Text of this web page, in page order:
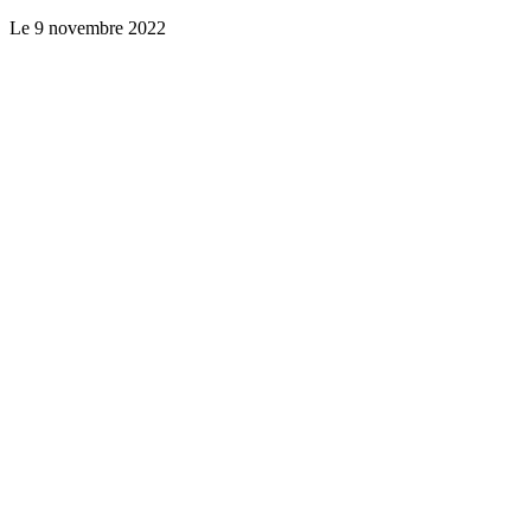
Le 9 novembre 2022